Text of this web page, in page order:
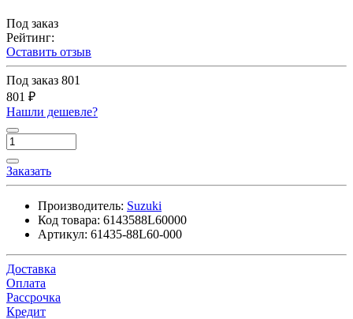
Под заказ
Рейтинг:
Оставить отзыв
Под заказ 801
801 ₽
Нашли дешевле?
Заказать
Производитель: Suzuki
Код товара: 6143588L60000
Артикул: 61435-88L60-000
Доставка
Оплата
Рассрочка
Кредит